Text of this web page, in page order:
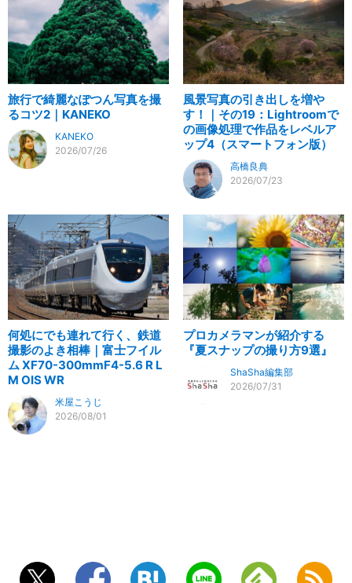
旅行で綺麗なぽつん写真を撮
るコツ2｜KANEKO
KANEKO
2026/07/26
風景写真の引き出しを増や
す！｜その19：Lightroomで
の画像処理で作品をレベルア
ップ4（スマートフォン版）
高橋良典
2026/07/23
何処にでも連れて行く、鉄道
撮影のよき相棒｜富士フイル
ム XF70-300mmF4-5.6 R L
M OIS WR
米屋こうじ
2026/08/01
プロカメラマンが紹介する
『夏スナップの撮り方9選』
ShaSha編集部
2026/07/31